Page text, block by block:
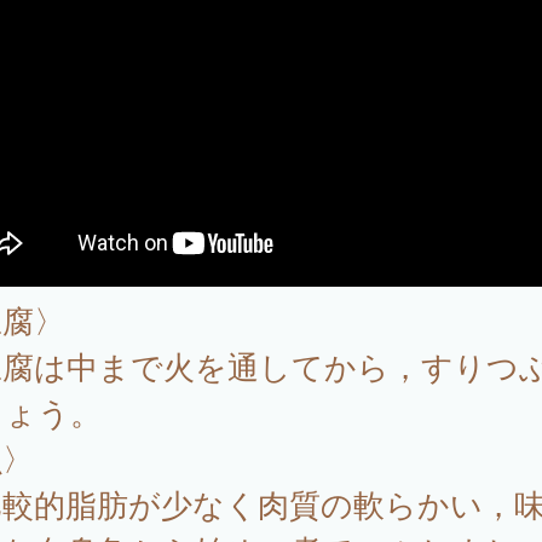
〉
は中まで火を通してから，すりつ
う。
的脂肪が少なく肉質の軟らかい，